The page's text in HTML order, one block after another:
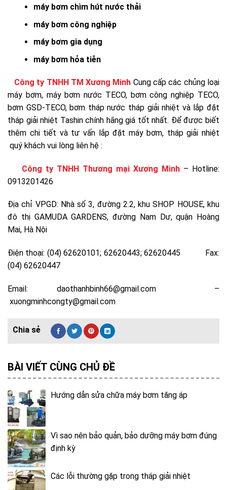
máy bơm chìm hút nước thải
máy bơm công nghiệp
máy bơm gia dụng
máy bơm hỏa tiễn
Công ty TNHH TM Xương Minh Cung cấp các chủng loại
máy bơm, máy bơm nước TECO, bơm công nghiệp TECO,
bơm GSD-TECO, bơm tháp nước tháp giải nhiệt và lắp đặt
tháp giải nhiệt Tashin chính hãng giá tốt nhất. Để được biết
thêm chi tiết và tư vấn lắp đặt máy bơm, tháp giải nhiệt
quý khách vui lòng liên hệ :
Công ty TNHH Thương mại Xương Minh – Hotline:
0913201426
Địa chỉ VPGD: Nhà số 3, đường 2.2, khu SHOP HOUSE, khu
đô thị GAMUDA GARDENS, đường Nam Dư, quận Hoàng
Mai, Hà Nội
Điện thoại: (04) 62620101; 62620443; 62620445 Fax:
(04) 62620447
Email:daothanhbinh66@gmail.com –
xuongminhcongty@gmail.com
BÀI VIẾT CÙNG CHỦ ĐỀ
Hướng dẫn sửa chữa máy bơm tăng áp
Vì sao nên bảo quản, bảo dưỡng máy bơm đúng
định kỳ
Các lỗi thường gặp trong tháp giải nhiệt